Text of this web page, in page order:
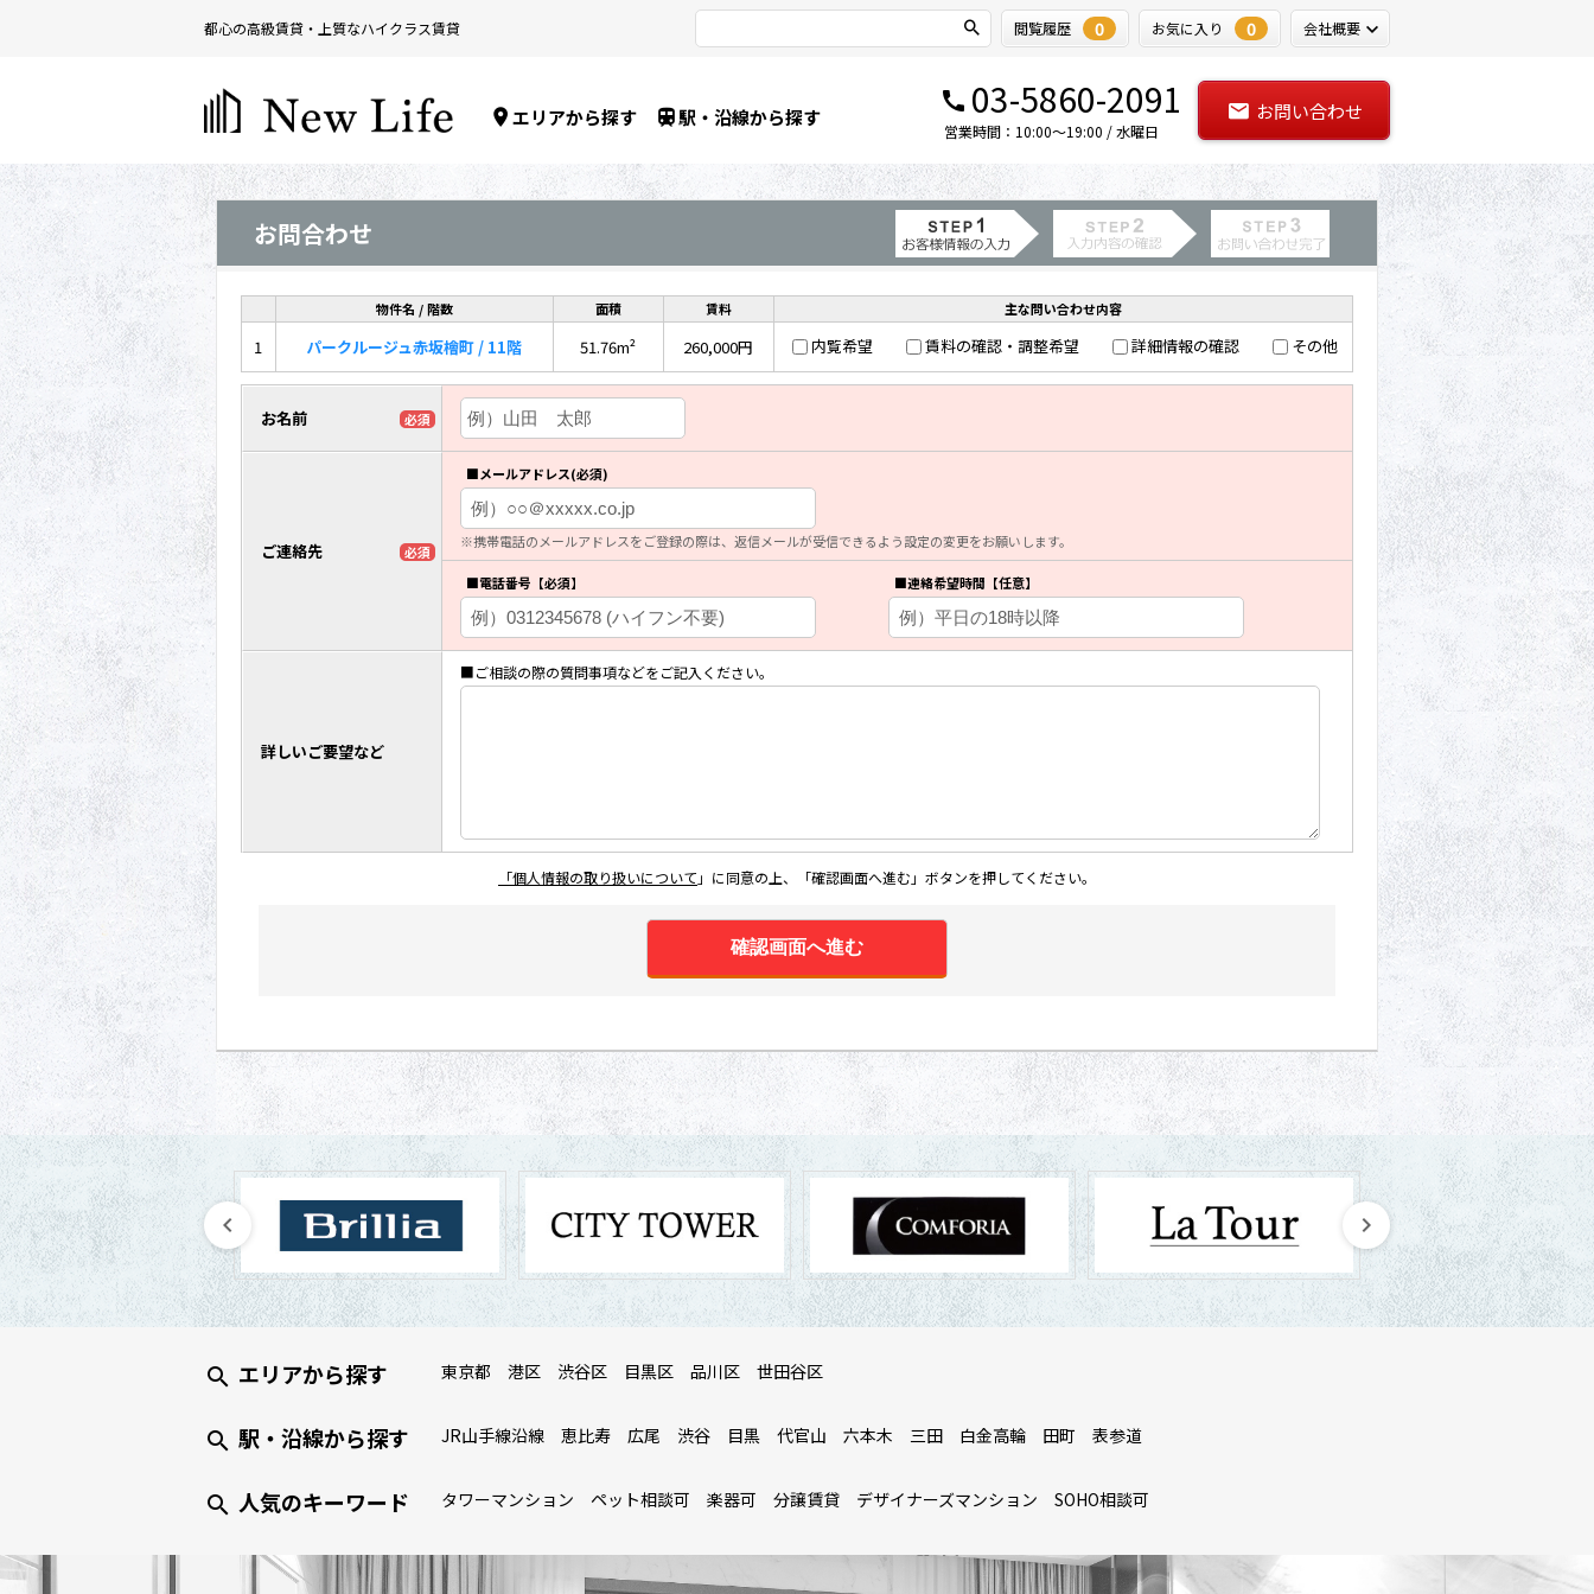
都心の高級賃貸・上質なハイクラス賃貸 閲覧履歴 0 お気に入り 0 会社概要
エリアから探す 駅・沿線から探す 03-5860-2091
営業時間：10:00～19:00 / 水曜日
お問い合わせ
お問合わせ
物件名 / 階数 面積 賃料 主な問い合わせ内容
1 パークルージュ赤坂檜町 / 11階 51.76m² 260,000円 内覧希望 賃料の確認・調整希望 詳細情報の確認 その他
お名前 必須
ご連絡先 必須
■メールアドレス(必須)
※携帯電話のメールアドレスをご登録の際は、返信メールが受信できるよう設定の変更をお願いします。
■電話番号【必須】 ■連絡希望時間【任意】
詳しいご要望など
■ご相談の際の質問事項などをご記入ください。
「個人情報の取り扱いについて 」に同意の上、「確認画面へ進む」ボタンを押してください。
エリアから探す 東京都 港区 渋谷区 目黒区 品川区 世田谷区
駅・沿線から探す JR山手線沿線 恵比寿 広尾 渋谷 目黒 代官山 六本木 三田 白金高輪 田町 表参道
人気のキーワード タワーマンション ペット相談可 楽器可 分譲賃貸 デザイナーズマンション SOHO相談可